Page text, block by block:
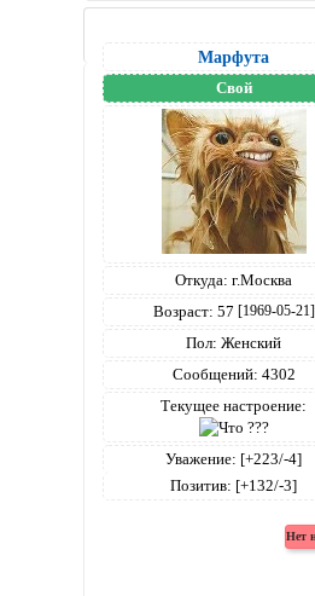
Марфута
Свой
Откуда: г.Москва
Возраст: 57 [1969-05-21]
Пол: Женский
Сообщений: 4302
Текущее настроение:
Уважение: [+223/-4]
Позитив: [+132/-3]